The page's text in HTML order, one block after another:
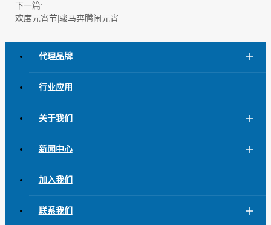
下一篇:
欢度元宵节|骏马奔腾闹元宵
代理品牌
行业应用
关于我们
新闻中心
加入我们
联系我们